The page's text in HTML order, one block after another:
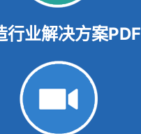
行业解决方案PDF